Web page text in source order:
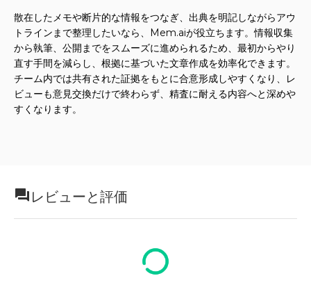
散在したメモや断片的な情報をつなぎ、出典を明記しながらアウ
トラインまで整理したいなら、Mem.aiが役立ちます。情報収集
から執筆、公開までをスムーズに進められるため、最初からやり
直す手間を減らし、根拠に基づいた文章作成を効率化できます。
チーム内では共有された証拠をもとに合意形成しやすくなり、レ
ビューも意見交換だけで終わらず、精査に耐える内容へと深めや
すくなります。
レビューと評価